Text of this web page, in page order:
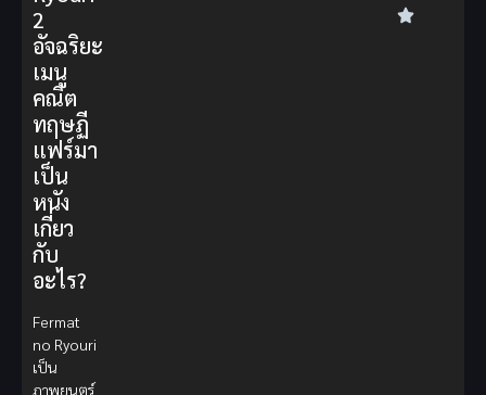
2
อัจฉริยะ
เมนู
คณิต
ทฤษฏี
แฟร์มา
เป็น
หนัง
เกี่ยว
กับ
อะไร?
Fermat
no Ryouri
เป็น
ภาพยนตร์